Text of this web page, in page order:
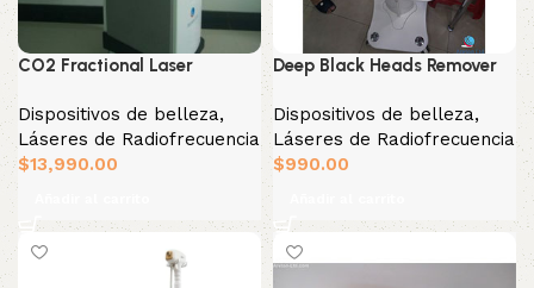
CO2 Fractional Laser
Dispositivos de belleza,
Láseres de Radiofrecuencia
$13,990.00
Deep Black Heads Remover
Dispositivos de belleza,
Láseres de Radiofrecuencia
$990.00